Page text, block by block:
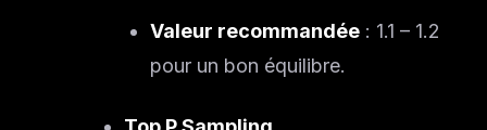
Valeur recommandée : 1.1 – 1.2
pour un bon équilibre.